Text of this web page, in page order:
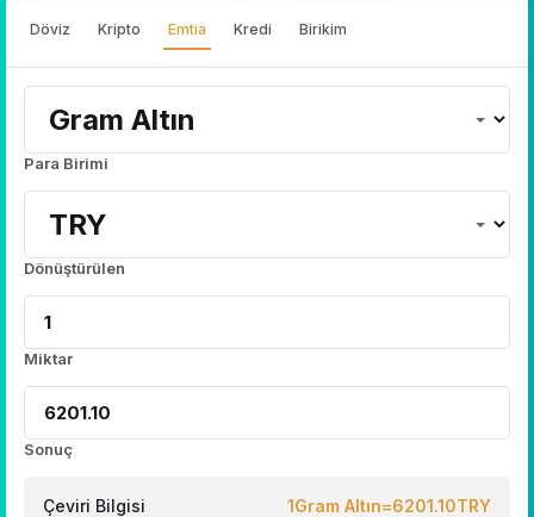
Döviz Kripto Emtia Kredi Birikim
Para Birimi
Dönüştürülen
Miktar
Sonuç
Çeviri Bilgisi
1Gram Altın=6201.10TRY